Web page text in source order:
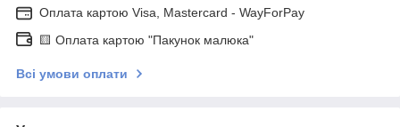
Оплата картою Visa, Mastercard - WayForPay
🟨 Оплата картою "Пакунок малюка"
Всі умови оплати